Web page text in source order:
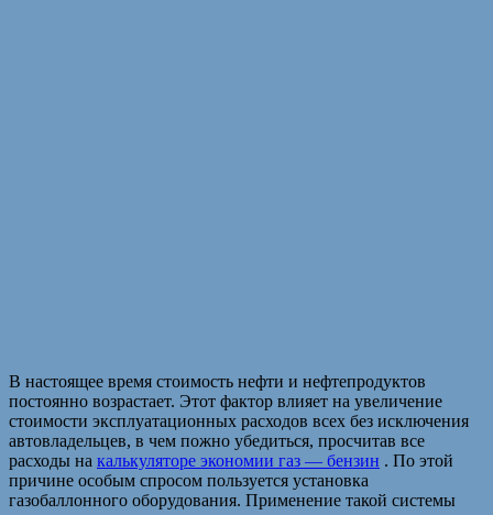
В настоящее время стоимость нефти и нефтепродуктов
постоянно возрастает. Этот фактор влияет на увеличение
стоимости эксплуатационных расходов всех без исключения
автовладельцев, в чем пожно убедиться, просчитав все
расходы на калькуляторе экономии газ — бензин . По этой
причине особым спросом пользуется установка
газобаллонного оборудования. Применение такой системы